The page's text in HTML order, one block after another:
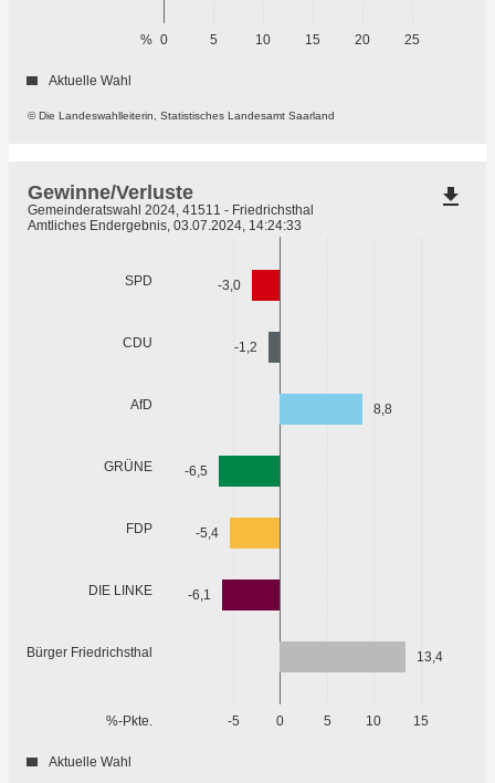
0 5 10 15 20 25
%
© Die Landeswahlleiterin, Statistisches Landesamt Saarland
Aktuelle Wahl
SPD
CDU
AfD
GRÜNE
FDP
DIE LINKE
Bürger Friedrichsthal
-5 0 5 10 15
%-Pkte.
-3,0
-1,2
8,8
-6,5
-5,4
-6,1
13,4
Gewinne/Verluste
Gemeinderatswahl 2024, 41511 - Friedrichsthal
Amtliches Endergebnis, 03.07.2024, 14:24:33
Aktuelle Wahl
file_download